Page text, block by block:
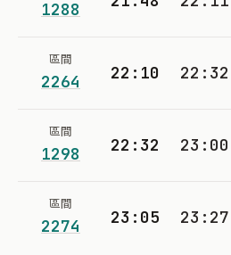
1288
區間
2264 22:10 22:32
區間
1298 22:32 23:00
區間
2274 23:05 23:27